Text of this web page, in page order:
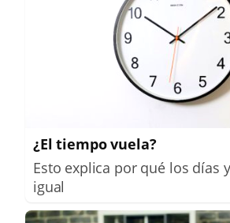
¿El tiempo vuela?
Esto explica por qué los días
igual